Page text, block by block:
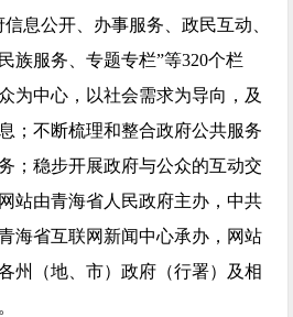
息公开、办事服务、政民互动、
族服务、专题专栏”等320个栏
为中心，以社会需求为导向，及
；不断梳理和整合政府公共服务
；稳步开展政府与公众的互动交
站由青海省人民政府主办，中共
海省互联网新闻中心承办，网站
州（地、市）政府（行署）及相